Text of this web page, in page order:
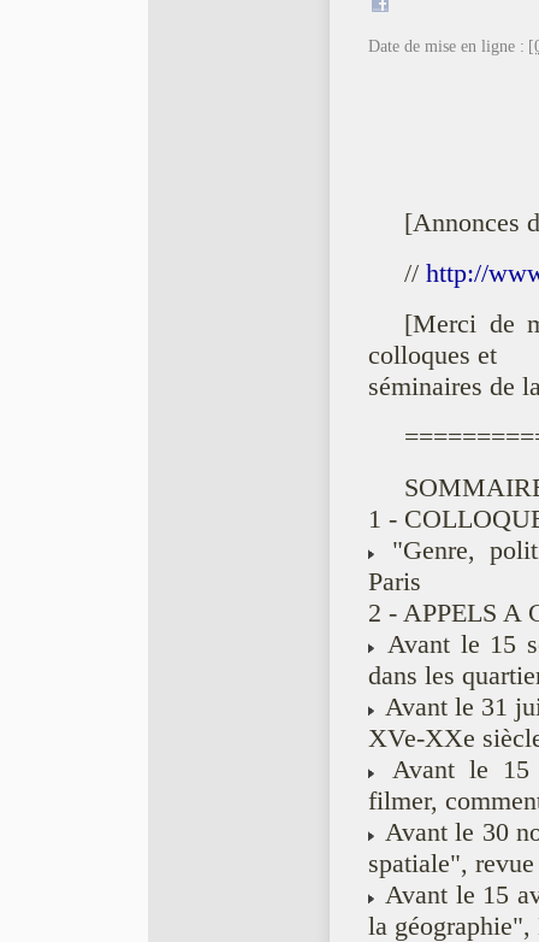
Date de mise en ligne :
[Annonces
// http://
[Merci de
colloques et
séminaires de
1 -
"Genre,
Paris
2 - APPELS A
Avant le 15
dans les
Avant le 31
XVe-XXe
Avant le 15
filmer,
Avant le 30
spatiale",
Avant le 15
la géographie",